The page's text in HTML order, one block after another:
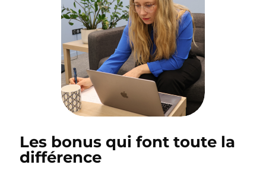
Les bonus qui font toute la
différence